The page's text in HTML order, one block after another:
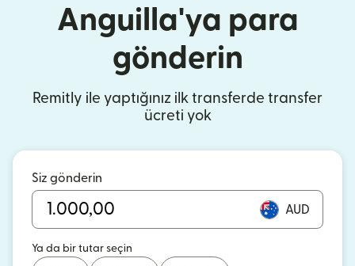
Anguilla'ya para
gönderin
Remitly ile yaptığınız ilk transferde transfer
ücreti yok
Siz gönderin
AUD
Ya da bir tutar seçin